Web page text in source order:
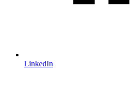
LinkedIn